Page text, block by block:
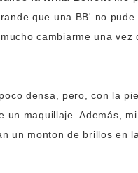
que una BB' no
cambiarme una vez
densa, pero, con la
un maquillaje. Además,
un monton de brillos en